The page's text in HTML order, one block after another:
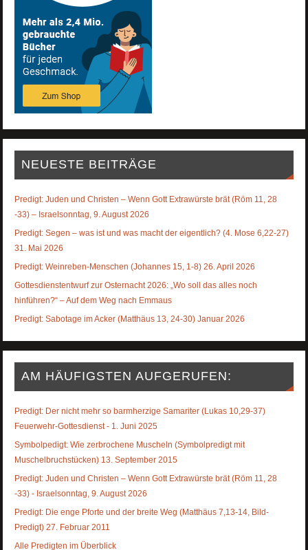
NEUESTE BEITRÄGE
Predigt: Juden und Christen – Wenn Gott Extrawürste brät (Röm 11, 28
-33) – Israelsonntag, 9. August 2026
Predigt: Segen – was ist und was macht der eigentlich? (4. Mose 6,22-27)
31. Mai 2026
Predigt: Weinreben-Menschen (Johannes 15, 1-8) 26. April 2026
Gottesdienstentwurf zur Osternacht 2026: „Wo soll das alles noch
hinführen?“ – Auf dem Weg nach Emmaus
Predigt: Sabotage im Acker (Matthäus 13, 24-30) Januar 2026
AM HÄUFIGSTEN AUFGERUFEN:
Predigt: Der nicht mehr so barmherzige Samariter (Lukas 10,29-37)
Feuerwehr-Gottesdienst - 1. Juni 2025
Symbolpedigt: Wie zerbrochene Muscheln (Symbolpredigt mit
Muschelbruchstücken) 13. September 2015
Predigt: Juden und Christen – Wenn Gott Extrawürste brät (Röm 11, 28
-33) - Israelsonntag, 9. August 2026
Predigt: Die enge Pforte und der breite Weg (Matthäus 7,13-14, Bild-
Predigt) 27. Februar 2011
Alle Predigten im Überblick